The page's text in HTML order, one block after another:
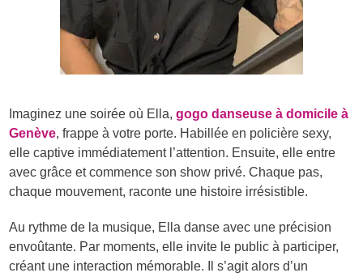
Imaginez une soirée où Ella,gogo danseuse à domicile à
Genève, frappe à votre porte. Habillée en policière sexy,
elle captive immédiatement l’attention. Ensuite, elle entre
avec grâce et commence son show privé. Chaque pas,
chaque mouvement, raconte une histoire irrésistible.
Au rythme de la musique, Ella danse avec une précision
envoûtante. Par moments, elle invite le public à participer,
créant une interaction mémorable. Il s’agit alors d’un